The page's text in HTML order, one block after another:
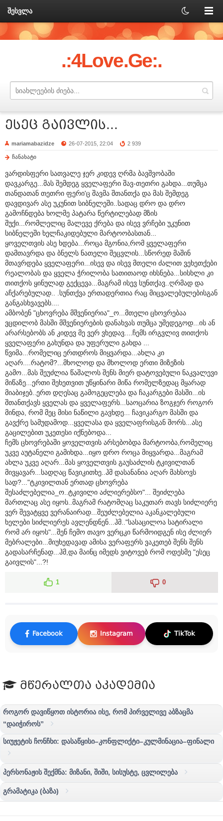
შესვლა
.:4Love.Ge:.
ესეც გაივლის...
mariamabazidze 26-07-2015, 22:04 2 939
ჩანახატი
ვარდისფერი სათვალე ჯერ კიდევ ღრმა ბავშვობაში
დავკარგე...მას შემდეგ ყველაფერი შავ-თეთრი გახდა...თუმცა
თანდათან თეთრი ფერი'ც შავმა შთანთქა და მას შემდეგ
დავდივარ ასე უკუნით სიბნელეში..სადაც დრო და დრო
გამოჩნდება ხოლმე პატარა წერტილებად მზის
შუქი...რომლელიც მალევე ქრება და ისევ ვრჩები უკუნით
სიბნელეში ხელჩაკიდებული მარტოობასთან...
ყოველთვის ასე ხდება...როცა მგონია,რომ ყველაფერი
დამთავრდა და ბნელს ნათელი შეცვლის...სწორედ მაშინ
მთავრდება ყველაფერი...ისევ და ისევ მთელი ძალით ვეხეთქები
რეალობას და ყველა ჭრილობა სათითაოდ იხსნება...სისხლი კი
თითქოს ყინულად გექცევა...მაგრამ ისევ სუნთქავ..ღრმად და
აჩქარებულად.. .სუნთქვა ერთადერთია რაც მიცვალებულებისგან
განგასხვავებს....
ამბობენ "ცხოვრება მშვენიერია"_ო...მთელი ცხოვრებაა
ვცდილობ მასში მშვენიერების დანახვას თუმცა უშედეგოდ...ის ან
არარსებობს ან კიდევ მე ვერ ვხედავ....ჩემს ირგვლივ თითქოს
ყველაფერი გახუნდა და უფერული გახდა ...
წვიმა...რომელიც ერთდროს მიყვარდა...ახლა კი
აღარ....რატომ?...მხოლოდ და მხოლოდ ერთი მიზეზის
გამო...მას შეუძლია წაშალოს შენს მიერ დატოვებული ნაკვალევი
მიწაზე...ერთი შეხეთვით უწყინარი მიწა რომელზედაც მყარად
მიაბიჯებ..ერთ დღესაც გამოგეცლება და ჩაკარგები მასში...ის
შთანთქავს ყველას და ყველაფერს...საოცარია ზოგჯერ როგორ
მინდა, რომ მეც მისი ნაწილი გავხდე... ჩავიკარგო მასში და
გავქრე სამუდამოდ...ყველასა და ყველაფრისგან შორს...ასე
გაცილებით უკეთესი იქნებოდა...
ჩემს ცხოვრებაში ყოველთვის არსებობდა მარტოობა,რომელიც
უკვე აუტანელი გამიხდა...იყო დრო როცა მიყვარდა...მაგრამ
ახლა უკვე აღარ...მას ყოველთვის გაუსაძლის ტკივილთან
მივყავარ...სადღაც წავიკითხე..ჰმ დასანანია აღარ მახსოვს
სად?..."ტკივილთან ერთად ცხოვრება
შესაძლებელია_ო..ტკივილი აძლიერებსო"... შეიძლება
მართლაც ასე იყოს..მაგრამ რატომღაც საკუთარ თავს სიძლიერე
ვერ შევატყვე ვერანაირად...შეუძლებელია აკანკალებული
ხელები სიძლიერეს ავლენდნენ...ჰმ.."სასაცილოა სატირალი
რომ არ იყოს"...შენ ჩემო თავო ვერცკი წარმოიდგენ ისე ძლიერ
მებრალები...მიუხედავად ამისა ვერაფერს ვაკეთებ შენს შენს
გადასარჩენად...ჰმ,და მაინც იმედს ვიტოვებ რომ ოდესმე "ესეც
გაივლის"...?!
1 0
Facebook Instagram TikTok
მწერალთა აკადემია
როგორ დავიწყოთ ისტორია ისე, რომ პირველივე აბზაცმა
“დაიჭიროს”
სიუჟეტის ჩონჩხი: დასაწყისი–კონფლიქტი–კულმინაცია–ფინალი
პერსონაჟის შექმნა: მიზანი, შიში, სისუსტე, ცვლილება
გრამატიკა (ბაზა)